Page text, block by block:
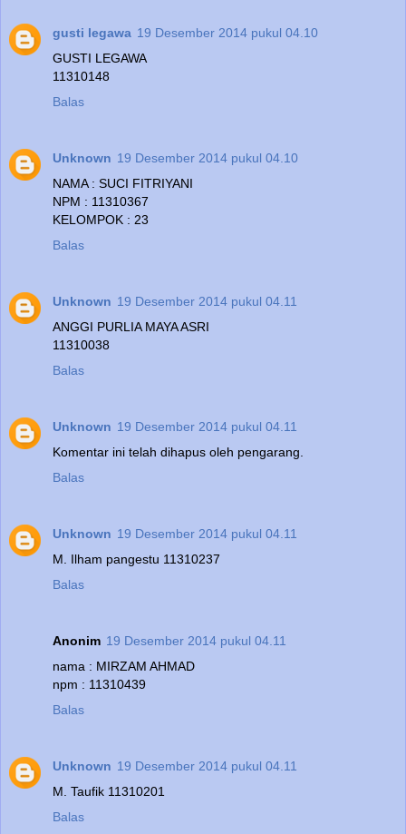
gusti legawa 19 Desember 2014 pukul 04.10
GUSTI LEGAWA
11310148
Balas
Unknown 19 Desember 2014 pukul 04.10
NAMA : SUCI FITRIYANI
NPM : 11310367
KELOMPOK : 23
Balas
Unknown 19 Desember 2014 pukul 04.11
ANGGI PURLIA MAYA ASRI
11310038
Balas
Unknown 19 Desember 2014 pukul 04.11
Komentar ini telah dihapus oleh pengarang.
Balas
Unknown 19 Desember 2014 pukul 04.11
M. Ilham pangestu 11310237
Balas
Anonim 19 Desember 2014 pukul 04.11
nama : MIRZAM AHMAD
npm : 11310439
Balas
Unknown 19 Desember 2014 pukul 04.11
M. Taufik 11310201
Balas